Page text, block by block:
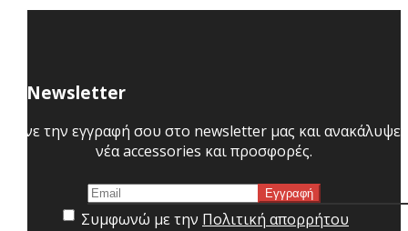
Newsletter
Κάνε την εγγραφή σου στο newsletter μας και ανακάλυψε
νέα accessories και προσφορές.
Συμφωνώ με την Πολιτική απορρήτου